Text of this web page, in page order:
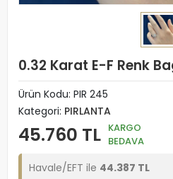
0.32 Karat E-F Renk
Ürün Kodu: PIR 245
Kategori: PIRLANTA
45.760 TL KARGO
BEDAVA
Havale/EFT ile 44.387 TL